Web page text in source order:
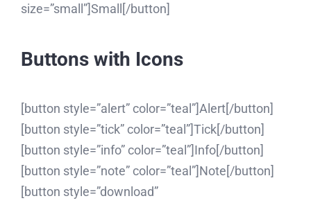
size=”small”]Small[/button]
Buttons with Icons
[button style=”alert” color=”teal”]Alert[/button]
[button style=”tick” color=”teal”]Tick[/button]
[button style=”info” color=”teal”]Info[/button]
[button style=”note” color=”teal”]Note[/button]
[button style=”download”